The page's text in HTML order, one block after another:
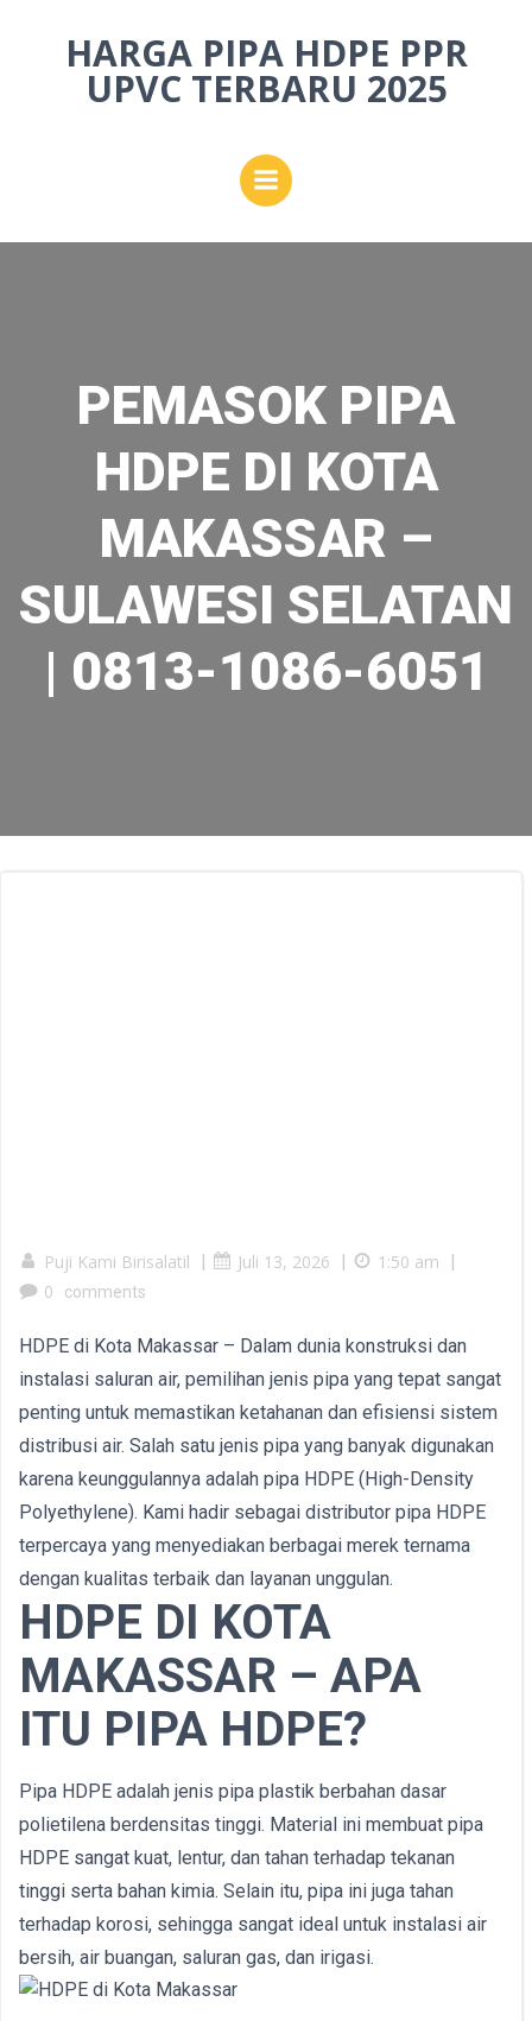
to
content
HARGA PIPA HDPE PPR
UPVC TERBARU 2025
PEMASOK PIPA
HDPE DI KOTA
MAKASSAR –
SULAWESI SELATAN
| 0813-1086-6051
Puji Kami Birisalatil | Juli 13, 2026 | 1:50 am
|
0
comments
HDPE di Kota Makassar – Dalam dunia konstruksi dan
instalasi saluran air, pemilihan jenis pipa yang tepat sangat
penting untuk memastikan ketahanan dan efisiensi sistem
distribusi air. Salah satu jenis pipa yang banyak digunakan
karena keunggulannya adalah pipa HDPE (High-Density
Polyethylene). Kami hadir sebagai distributor pipa HDPE
terpercaya yang menyediakan berbagai merek ternama
dengan kualitas terbaik dan layanan unggulan.
HDPE DI KOTA
MAKASSAR – APA
ITU PIPA HDPE?
Pipa HDPE adalah jenis pipa plastik berbahan dasar
polietilena berdensitas tinggi. Material ini membuat pipa
HDPE sangat kuat, lentur, dan tahan terhadap tekanan
tinggi serta bahan kimia. Selain itu, pipa ini juga tahan
terhadap korosi, sehingga sangat ideal untuk instalasi air
bersih, air buangan, saluran gas, dan irigasi.